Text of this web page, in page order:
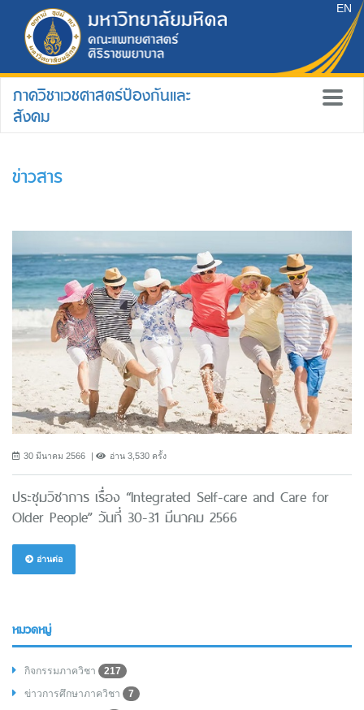
EN
ภาควิชาเวชศาสตร์ป้องกันและ
สังคม
ข่าวสาร
30 มีนาคม 2566 อ่าน 3,530 ครั้ง
ประชุมวิชาการ เรื่อง “Integrated Self-care and Care for
Older People” วันที่ 30-31 มีนาคม 2566
อ่านต่อ
หมวดหมู่
กิจกรรมภาควิชา
217
ข่าวการศึกษาภาควิชา
7